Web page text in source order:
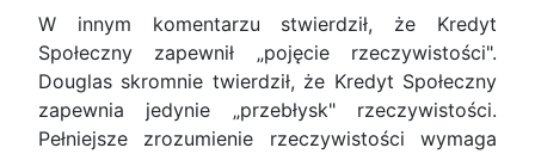
W innym komentarzu stwierdził, że Kredyt
Społeczny zapewnił „pojęcie rzeczywistości".
Douglas skromnie twierdził, że Kredyt Społeczny
zapewnia jedynie „przebłysk" rzeczywistości.
Pełniejsze zrozumienie rzeczywistości wymaga